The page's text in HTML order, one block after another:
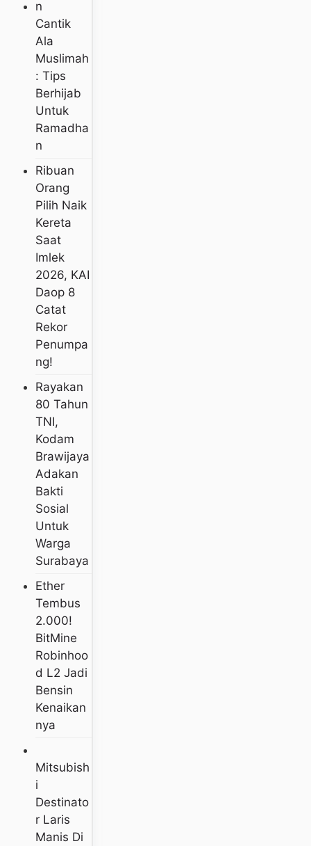
Cantik
Ala
Muslimah
: Tips
Berhijab
Untuk
Ramadha
N
Ribuan
Orang
Pilih Naik
Kereta
Saat
Imlek
2026, KAI
Daop 8
Catat
Rekor
Penumpa
Ng!
Rayakan
80 Tahun
TNI,
Kodam
Brawijaya
Adakan
Bakti
Sosial
Untuk
Warga
Surabaya
Ether
Tembus
2.000!
BitMine
Robinhoo
D L2 Jadi
Bensin
Kenaikan
Nya
Mitsubish
I
Destinato
R Laris
Manis Di